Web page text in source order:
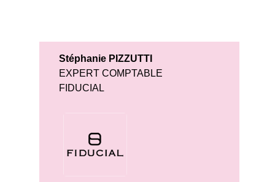
Stéphanie PIZZUTTI
EXPERT COMPTABLE
FIDUCIAL